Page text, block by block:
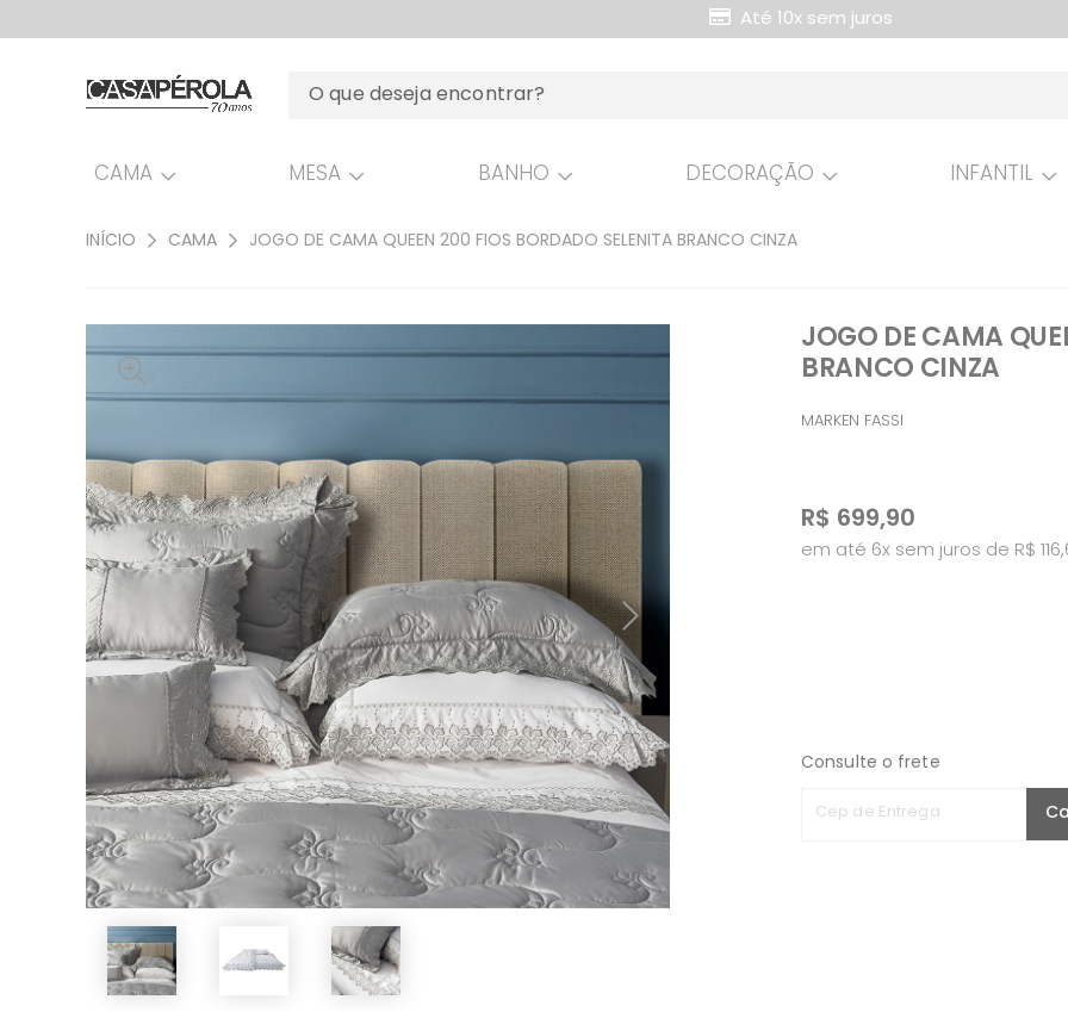
Até 10x sem juros
CAMA MESA BANHO DECORAÇÃO INFANTIL
INÍCIO CAMA JOGO DE CAMA QUEEN 200 FIOS BORDADO SELENITA BRANCO CINZA
JOGO DE CAMA
BRANCO CINZA
MARKEN FASSI
R$ 699,90
em até 6x sem juros de R$
Consulte o frete
Cep de Entrega